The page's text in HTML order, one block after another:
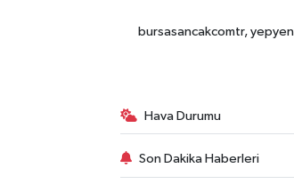
bursasancakcomtr,
Hava Durumu
Son Dakika Haberleri